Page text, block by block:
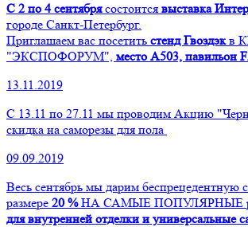
С 2 по 4 сентябрясостоится выставка
городе Санкт-Петербург.
Приглашаем вас посетить стенд Гвоздэкв
"ЭКСПОФОРУМ", место А503, павильон
13.11.2019
С 13.11 по 27.11 мы проводим Акцию
скидка на саморезы для пола
09.09.2019
Весь сентябрь мы дарим беспрецедентную
размере 20 %НА САМЫЕ ПОПУЛЯРНЫЕ
для внутренней отделки и универсальные